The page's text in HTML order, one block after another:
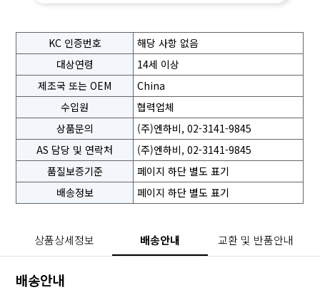
KC 인증번호
해당 사항 없음
대상연령
14세 이상
제조국 또는 OEM
China
수입원
협력업체
상품문의
(주)엔하비, 02-3141-9845
AS 담당 및 연락처
(주)엔하비, 02-3141-9845
품질보증기준
페이지 하단 별도 표기
배송정보
페이지 하단 별도 표기
상품상세정보 배송안내 교환 및 반품안내
배송안내